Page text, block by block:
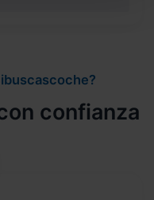
confianza